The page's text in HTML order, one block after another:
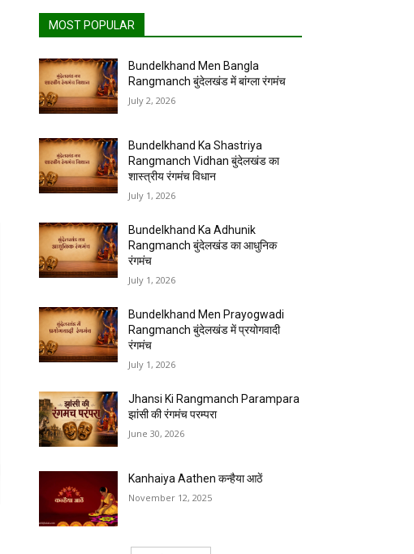
MOST POPULAR
Bundelkhand Men Bangla
Rangmanch बुंदेलखंड में बांग्ला रंगमंच
July 2, 2026
Bundelkhand Ka Shastriya
Rangmanch Vidhan बुंदेलखंड का
शास्त्रीय रंगमंच विधान
July 1, 2026
Bundelkhand Ka Adhunik
Rangmanch बुंदेलखंड का आधुनिक
रंगमंच
July 1, 2026
Bundelkhand Men Prayogwadi
Rangmanch बुंदेलखंड में प्रयोगवादी
रंगमंच
July 1, 2026
Jhansi Ki Rangmanch Parampara
झांसी की रंगमंच परम्परा
June 30, 2026
Kanhaiya Aathen कन्हैया आठें
November 12, 2025